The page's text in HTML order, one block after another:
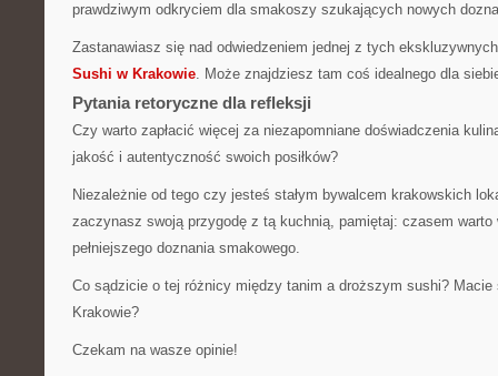
prawdziwym odkryciem dla smakoszy szukających nowych
Zastanawiasz się nad odwiedzeniem jednej z tych
Sushi w Krakowie. Może znajdziesz tam coś idealnego dla
Pytania retoryczne dla refleksji
Czy warto zapłacić więcej za niezapomniane doświadczenia
jakość i autentyczność swoich posiłków?
Niezależnie od tego czy jesteś stałym bywalcem krakowskich
zaczynasz swoją przygodę z tą kuchnią, pamiętaj: czasem warto
pełniejszego doznania smakowego.
Co sądzicie o tej różnicy między tanim a droższym sushi? Macie
Krakowie?
Czekam na wasze opinie!